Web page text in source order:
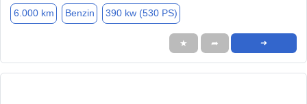
6.000 km Benzin 390 kw (530 PS)
★ ➦ ➜